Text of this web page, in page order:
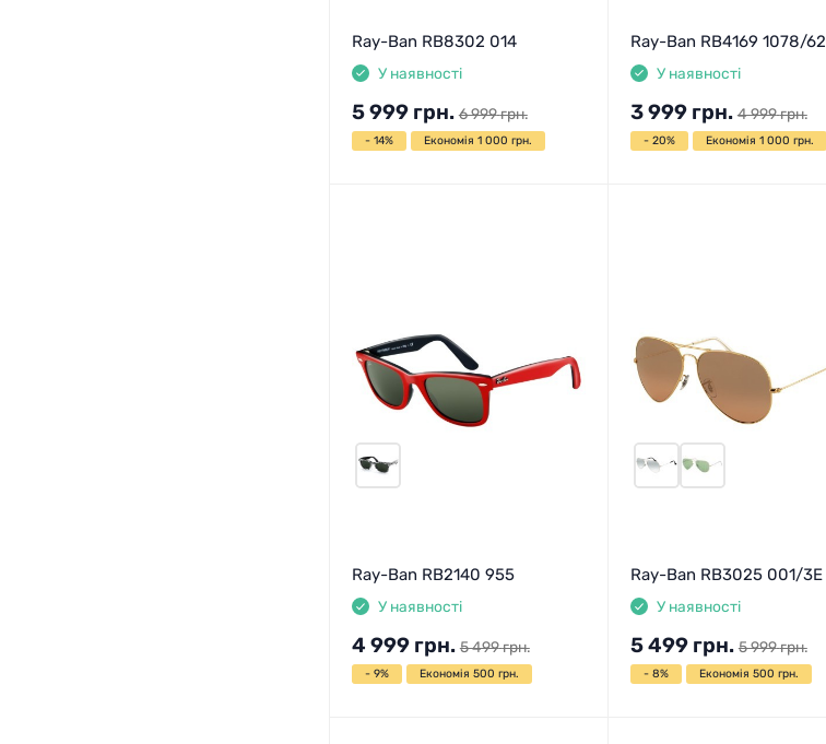
Ray-Ban RB8302 014
У наявності
5 999 грн. 6 999грн.
- 14% Економія 1 000 грн.
Ray-Ban RB4169 1078/62
У наявності
3 999 грн. 4 999грн.
- 20% Економія 1 000 грн.
Ray-Ban RB2140 955
У наявності
4 999 грн. 5 499грн.
- 9% Економія 500 грн.
Ray-Ban RB3025 001/3E
У наявності
5 499 грн. 5 999грн.
- 8% Економія 500 грн.